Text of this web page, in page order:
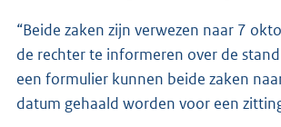
“Beide zaken zijn verwezen naar 7
de rechter te informeren over de
een formulier kunnen beide zaken
datum gehaald worden voor een